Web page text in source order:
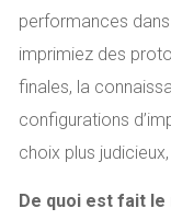
performances
imprimiez des
finales, la
configurations
choix plus
De quoi est fait le